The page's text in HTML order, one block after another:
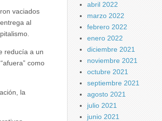
vaciados
al
reducía a un
como
la
abril 2022
marzo 2022
febrero 2022
enero 2022
diciembre 2021
noviembre 2021
octubre 2021
septiembre 2021
agosto 2021
julio 2021
junio 2021